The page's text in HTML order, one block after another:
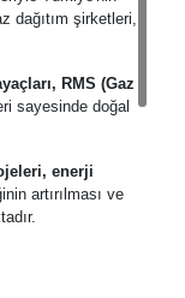
dağıtım şirketleri,
RMS (Gaz
sayesinde doğal
enerji
artırılması ve